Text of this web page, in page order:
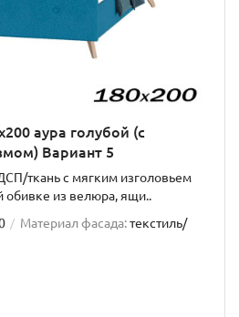
аура голубой (с
Вариант 5
ткань с мягким изголовьем
обивке из велюра, ящи..
Материал фасада:текстиль/